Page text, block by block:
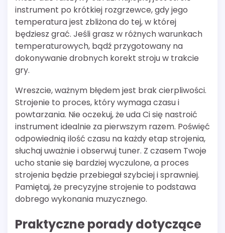
instrument po krótkiej rozgrzewce, gdy jego
temperatura jest zbliżona do tej, w której
będziesz grać. Jeśli grasz w różnych warunkach
temperaturowych, bądź przygotowany na
dokonywanie drobnych korekt stroju w trakcie
gry.
Wreszcie, ważnym błędem jest brak cierpliwości.
Strojenie to proces, który wymaga czasu i
powtarzania. Nie oczekuj, że uda Ci się nastroić
instrument idealnie za pierwszym razem. Poświęć
odpowiednią ilość czasu na każdy etap strojenia,
słuchaj uważnie i obserwuj tuner. Z czasem Twoje
ucho stanie się bardziej wyczulone, a proces
strojenia będzie przebiegał szybciej i sprawniej.
Pamiętaj, że precyzyjne strojenie to podstawa
dobrego wykonania muzycznego.
Praktyczne porady dotyczące